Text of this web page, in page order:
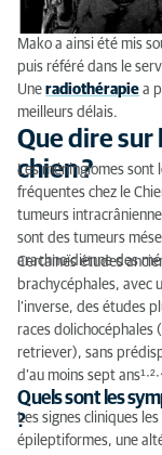
Mako a ainsi été mis
puis référé dans le
Une radiothérapie a
meilleurs délais.
Que dire sur
chien ?
Les méningiomes sont
fréquentes chez le
tumeurs
sont des tumeurs
arachnoïdienne des
Certaines études
brachycéphales, avec
l’inverse, des études
races
retriever), sans
d’au moins sept
Quels sont les
?
Les signes cliniques
épileptiformes, une